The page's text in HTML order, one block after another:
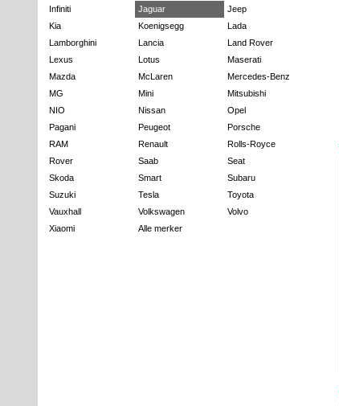
Infiniti
Jaguar
Jeep
Kia
Koenigsegg
Lada
Lamborghini
Lancia
Land Rover
Lexus
Lotus
Maserati
Mazda
McLaren
Mercedes-Benz
MG
Mini
Mitsubishi
NIO
Nissan
Opel
Pagani
Peugeot
Porsche
RAM
Renault
Rolls-Royce
Rover
Saab
Seat
Skoda
Smart
Subaru
Suzuki
Tesla
Toyota
Vauxhall
Volkswagen
Volvo
Xiaomi
Alle merker